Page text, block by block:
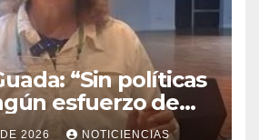
“Sin políticas
esfuerzo de
rendirá frutos”
2026 NOTICIENCIAS